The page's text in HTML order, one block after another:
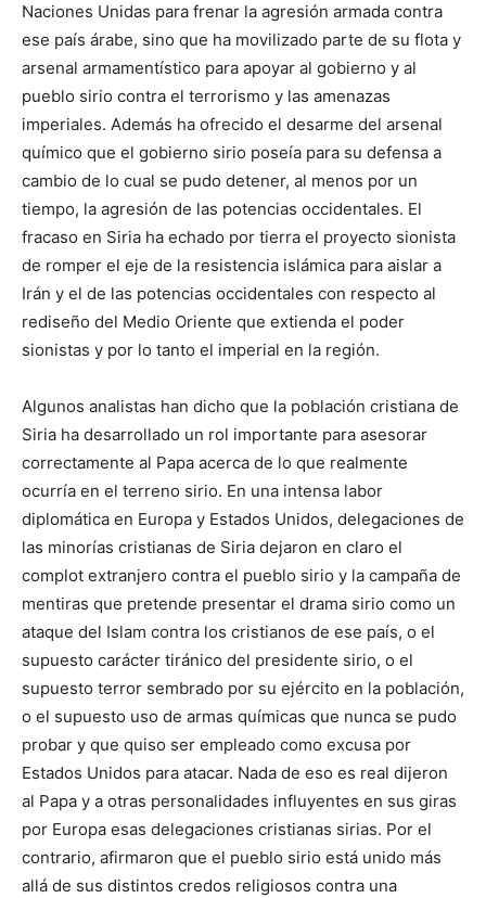
Naciones Unidas para frenar la agresión armada contra
ese país árabe, sino que ha movilizado parte de su flota y
arsenal armamentístico para apoyar al gobierno y al
pueblo sirio contra el terrorismo y las amenazas
imperiales. Además ha ofrecido el desarme del arsenal
químico que el gobierno sirio poseía para su defensa a
cambio de lo cual se pudo detener, al menos por un
tiempo, la agresión de las potencias occidentales. El
fracaso en Siria ha echado por tierra el proyecto sionista
de romper el eje de la resistencia islámica para aislar a
Irán y el de las potencias occidentales con respecto al
rediseño del Medio Oriente que extienda el poder
sionistas y por lo tanto el imperial en la región.
Algunos analistas han dicho que la población cristiana de
Siria ha desarrollado un rol importante para asesorar
correctamente al Papa acerca de lo que realmente
ocurría en el terreno sirio. En una intensa labor
diplomática en Europa y Estados Unidos, delegaciones de
las minorías cristianas de Siria dejaron en claro el
complot extranjero contra el pueblo sirio y la campaña de
mentiras que pretende presentar el drama sirio como un
ataque del Islam contra los cristianos de ese país, o el
supuesto carácter tiránico del presidente sirio, o el
supuesto terror sembrado por su ejército en la población,
o el supuesto uso de armas químicas que nunca se pudo
probar y que quiso ser empleado como excusa por
Estados Unidos para atacar. Nada de eso es real dijeron
al Papa y a otras personalidades influyentes en sus giras
por Europa esas delegaciones cristianas sirias. Por el
contrario, afirmaron que el pueblo sirio está unido más
allá de sus distintos credos religiosos contra una